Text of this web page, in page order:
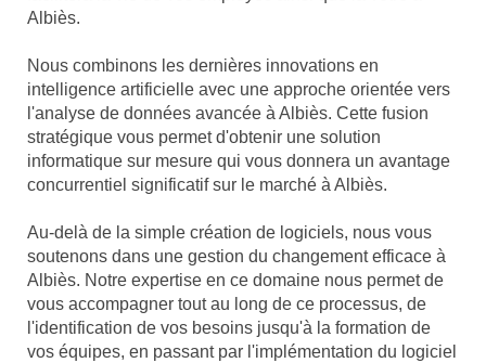
Albiès.
Nous combinons les dernières innovations en
intelligence artificielle avec une approche orientée vers
l'analyse de données avancée à Albiès. Cette fusion
stratégique vous permet d'obtenir une solution
informatique sur mesure qui vous donnera un avantage
concurrentiel significatif sur le marché à Albiès.
Au-delà de la simple création de logiciels, nous vous
soutenons dans une gestion du changement efficace à
Albiès. Notre expertise en ce domaine nous permet de
vous accompagner tout au long de ce processus, de
l'identification de vos besoins jusqu'à la formation de
vos équipes, en passant par l'implémentation du logiciel